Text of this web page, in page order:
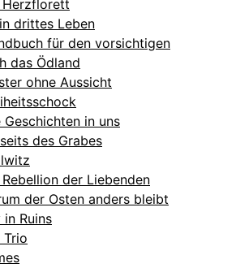
Herzflorett
drittes Leben
für den vorsichtigen
das Ödland
ohne Aussicht
Geschichten in uns
des Grabes
der Liebenden
der Osten anders bleibt
in Ruins
Trio